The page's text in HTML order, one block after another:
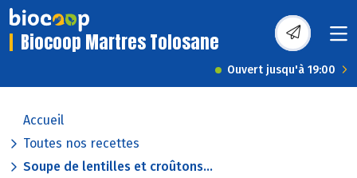
Biocoop Martres Tolosane
Ouvert jusqu'à 19:00
Accueil
Toutes nos recettes
Soupe de lentilles et croûtons...